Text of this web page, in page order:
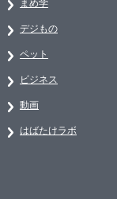
まめ学
デジもの
ペット
ビジネス
動画
はばたけラボ